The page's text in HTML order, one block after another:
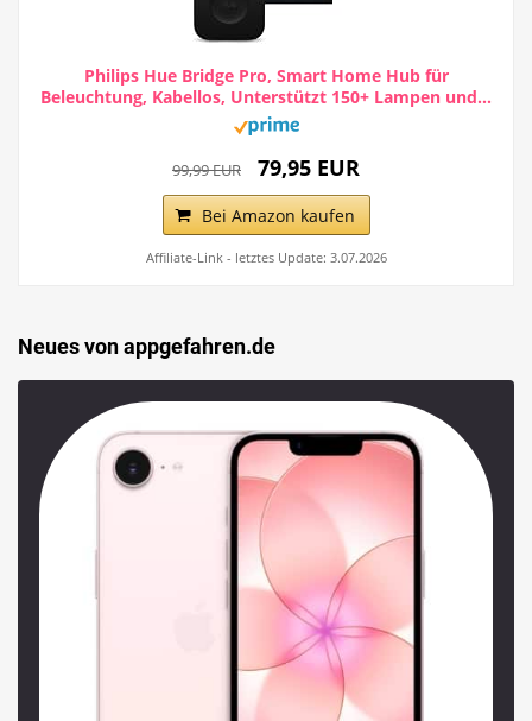
Philips Hue Bridge Pro, Smart Home Hub für
Beleuchtung, Kabellos, Unterstützt 150+ Lampen und...
99,99 EUR 79,95 EUR
Bei Amazon kaufen
Affiliate-Link - letztes Update: 3.07.2026
Neues von appgefahren.de